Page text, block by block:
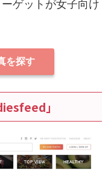
ゲットが女子向け
を探す
」